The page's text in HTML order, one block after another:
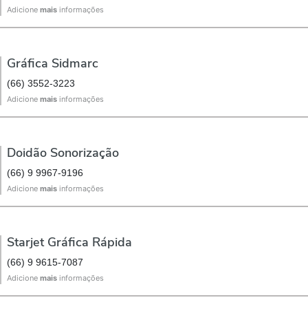
Adicione mais informações
Gráfica Sidmarc
(66) 3552-3223
Adicione mais informações
Doidão Sonorização
(66) 9 9967-9196
Adicione mais informações
Starjet Gráfica Rápida
(66) 9 9615-7087
Adicione mais informações